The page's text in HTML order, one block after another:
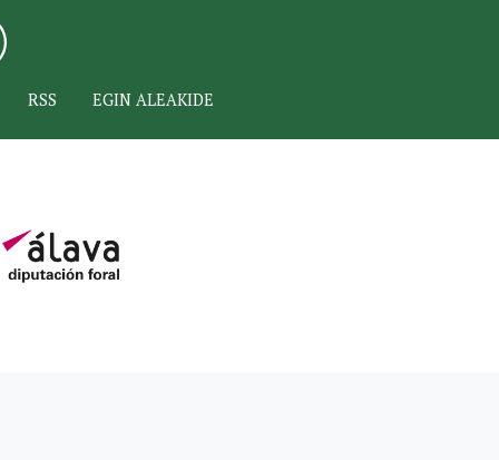
RSS EGIN ALEAKIDE